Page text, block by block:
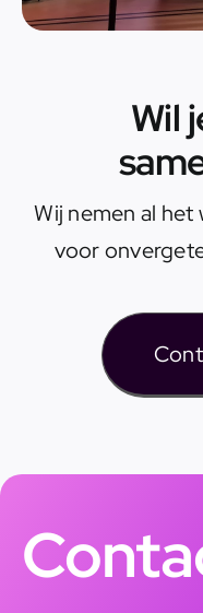
Wil
Wij nemen al het
voor